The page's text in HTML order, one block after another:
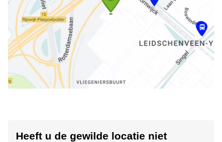
Heeft u de gewilde locatie niet